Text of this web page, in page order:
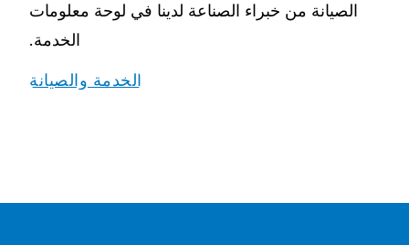
الصيانة من خبراء الصناعة لدينا في لوحة معلومات
الخدمة.
الخدمة والصيانة